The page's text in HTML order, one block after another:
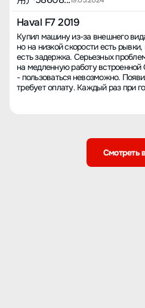
Haval F7 2019
Купил машину из-за внешнего
но на низкой скорости есть
есть задержка. Серьезных
на медленную работу встроенной
- пользоваться невозможно.
требует оплату. Каждый раз при
Смотреть